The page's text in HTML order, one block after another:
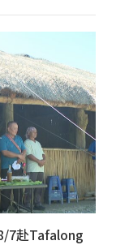
7赴Tafalong